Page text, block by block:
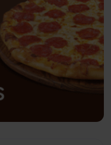
(55)
(27)
(03)
(125)